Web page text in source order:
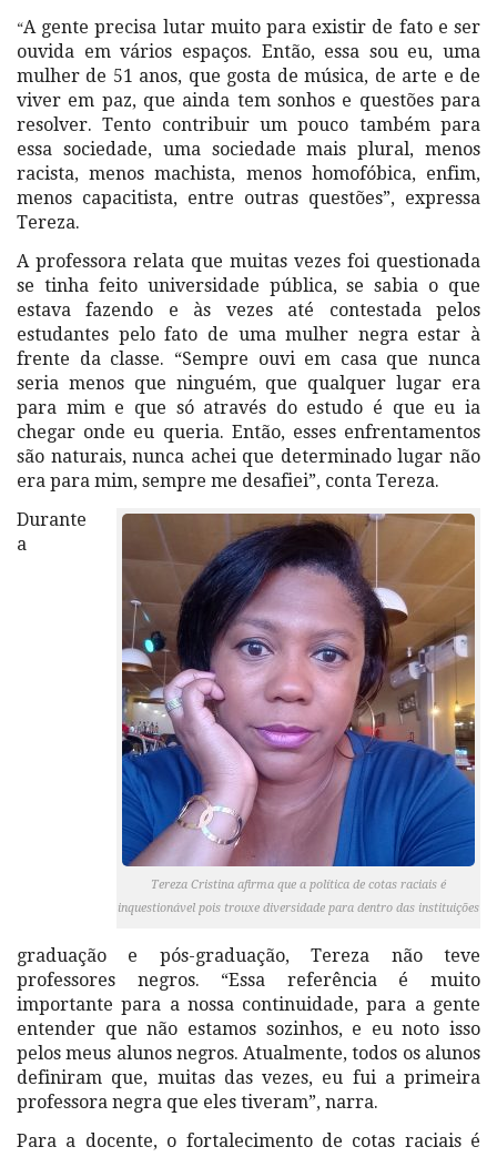
“A gente precisa lutar muito para existir de fato e ser
ouvida em vários espaços. Então, essa sou eu, uma
mulher de 51 anos, que gosta de música, de arte e de
viver em paz, que ainda tem sonhos e questões para
resolver. Tento contribuir um pouco também para
essa sociedade, uma sociedade mais plural, menos
racista, menos machista, menos homofóbica, enfim,
menos capacitista, entre outras questões”, expressa
Tereza.
A professora relata que muitas vezes foi questionada
se tinha feito universidade pública, se sabia o que
estava fazendo e às vezes até contestada pelos
estudantes pelo fato de uma mulher negra estar à
frente da classe. “Sempre ouvi em casa que nunca
seria menos que ninguém, que qualquer lugar era
para mim e que só através do estudo é que eu ia
chegar onde eu queria. Então, esses enfrentamentos
são naturais, nunca achei que determinado lugar não
era para mim, sempre me desafiei”, conta Tereza.
Tereza Cristina afirma que a política de cotas raciais é
inquestionável pois trouxe diversidade para dentro das instituições
Durante
a
graduação e pós-graduação, Tereza não teve
professores negros. “Essa referência é muito
importante para a nossa continuidade, para a gente
entender que não estamos sozinhos, e eu noto isso
pelos meus alunos negros. Atualmente, todos os alunos
definiram que, muitas das vezes, eu fui a primeira
professora negra que eles tiveram”, narra.
Para a docente, o fortalecimento de cotas raciais é